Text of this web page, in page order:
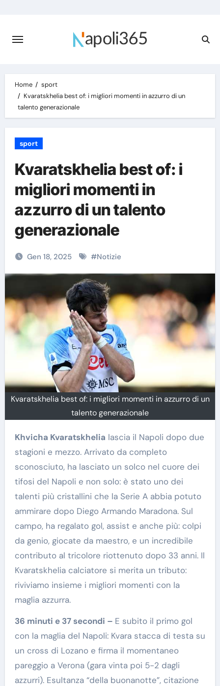
content
Home
sport
Kvaratskhelia best of: i migliori momenti in azzurro di un
talento generazionale
sport
Kvaratskhelia best of: i
migliori momenti in
azzurro di un talento
generazionale
Gen 18, 2025 #Notizie
Kvaratskhelia best of: i migliori momenti in azzurro di un
talento generazionale
Khvicha Kvaratskhelia lascia il Napoli dopo due
stagioni e mezzo. Arrivato da completo
sconosciuto, ha lasciato un solco nel cuore dei
tifosi del Napoli e non solo: è stato uno dei
talenti più cristallini che la Serie A abbia potuto
ammirare dopo Diego Armando Maradona. Sul
campo, ha regalato gol, assist e anche più: colpi
da genio, giocate da maestro, e un incredibile
contributo al tricolore riottenuto dopo 33 anni. Il
Kvaratskhelia calciatore si merita un tributo:
riviviamo insieme i migliori momenti con la
maglia azzurra.
36 minuti e 37 secondi – E subito il primo gol
con la maglia del Napoli: Kvara stacca di testa su
un cross di Lozano e firma il momentaneo
pareggio a Verona (gara vinta poi 5-2 dagli
azzurri). Esultanza “della buonanotte”, citazione